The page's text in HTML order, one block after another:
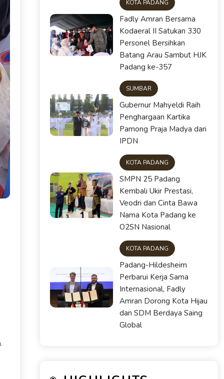
KOTA PADANG
Fadly Amran Bersama
Kodaeral II Satukan 330
Personel Bersihkan
Batang Arau Sambut HJK
Padang ke-357
SUMBAR
Gubernur Mahyeldi Raih
Penghargaan Kartika
Pamong Praja Madya dari
IPDN
KOTA PADANG
SMPN 25 Padang
Kembali Ukir Prestasi,
Veodri dan Cinta Bawa
Nama Kota Padang ke
O2SN Nasional
KOTA PADANG
Padang-Hildesheim
Perbarui Kerja Sama
Internasional, Fadly
Amran Dorong Kota Hijau
dan SDM Berdaya Saing
Global